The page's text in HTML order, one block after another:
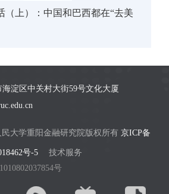
（上）：中国和巴西都在“去美
淀区中关村大街59号文化大厦
民大学重阳金融研究院版权所有 京ICP备
号-5
技术服务
号